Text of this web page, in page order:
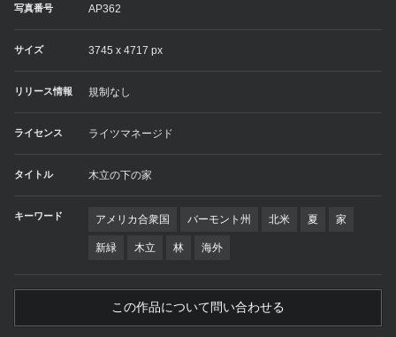
写真番号 AP362
サイズ 3745 x 4717 px
リリース情報 規制なし
ライセンス ライツマネージド
タイトル 木立の下の家
キーワード アメリカ合衆国 バーモント州 北米 夏 家
新緑 木立 林 海外
この作品について問い合わせる